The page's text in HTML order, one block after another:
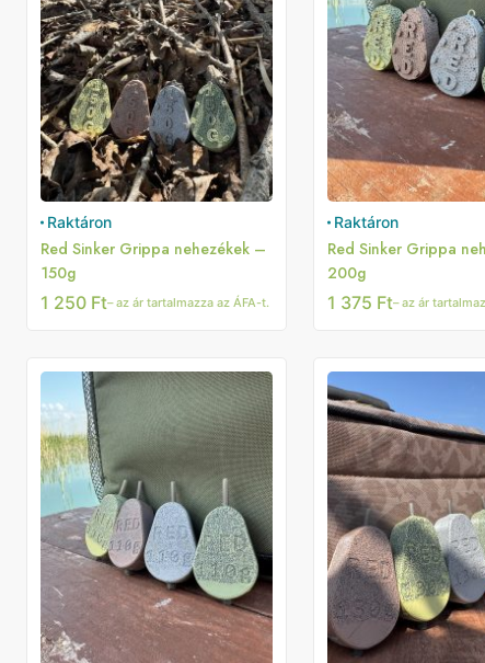
Raktáron
Red Sinker Grippa nehezékek –
150g
1 250 Ft– az ár tartalmazza az ÁFA-t.
Raktáron
Red Sinker Grippa
200g
1 375 Ft– az ár